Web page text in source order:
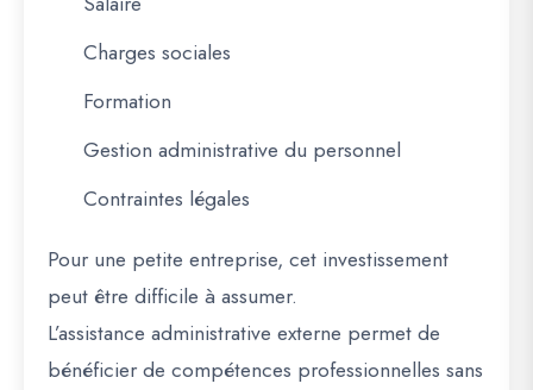
Charges sociales
Formation
Gestion administrative du personnel
Contraintes légales
Pour une petite entreprise, cet investissement
peut être difficile à assumer.
L’assistance administrative externe permet de
bénéficier de compétences professionnelles sans